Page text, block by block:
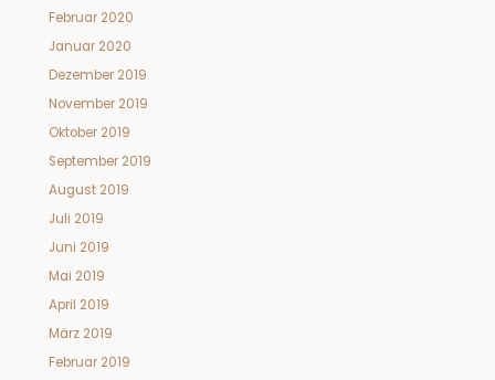
Februar 2020
Januar 2020
Dezember 2019
November 2019
Oktober 2019
September 2019
August 2019
Juli 2019
Juni 2019
Mai 2019
April 2019
März 2019
Februar 2019